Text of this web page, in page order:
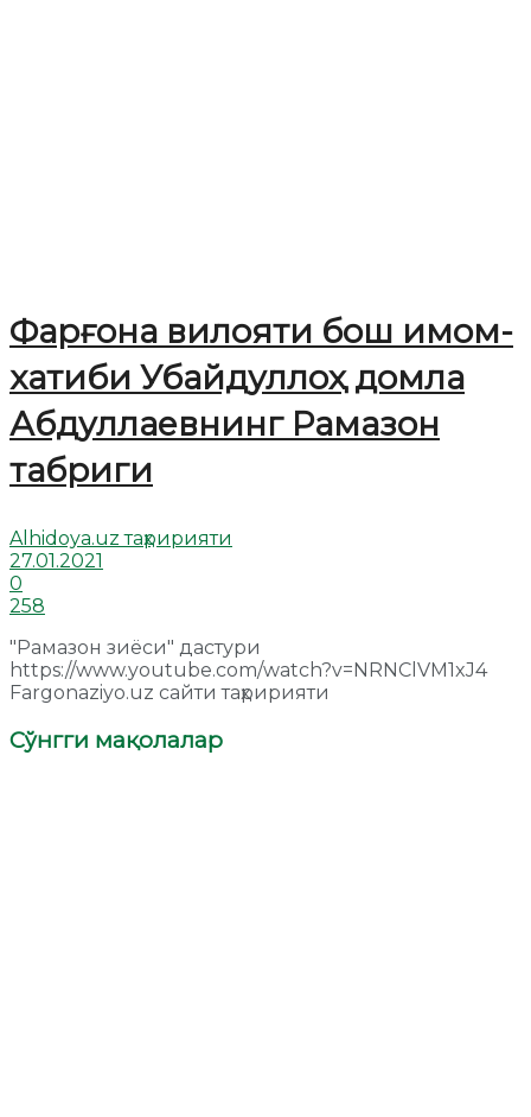
Фарғона вилояти бош имом-
хатиби Убайдуллоҳ домла
Абдуллаевнинг Рамазон
табриги
Alhidoya.uz таҳририяти
27.01.2021
0
258
"Рамазон зиёси" дастури
https://www.youtube.com/watch?v=NRNClVM1xJ4
Fargonaziyo.uz сайти таҳририяти
Сўнгги мақолалар